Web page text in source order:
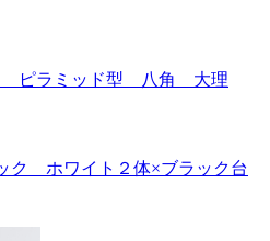
ピラミッド型 八角 大理
ク ホワイト２体×ブラック台